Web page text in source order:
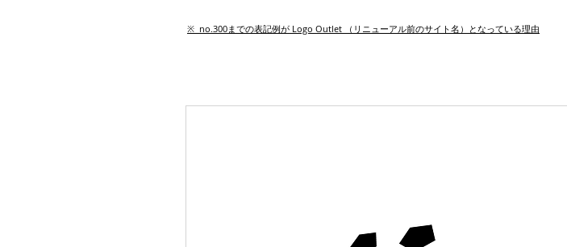
​※ no.300までの表記例が Logo Outlet （リニューアル前のサイト名）となっている理由